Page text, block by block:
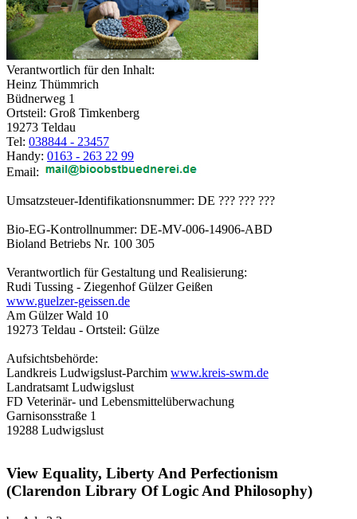
Verantwortlich für den Inhalt:
Heinz Thümmrich
Büdnerweg 1
Ortsteil: Groß Timkenberg
19273 Teldau
Tel: 038844 - 23457
Handy: 0163 - 263 22 99
Email:
Umsatzsteuer-Identifikationsnummer: DE ??? ??? ???
Bio-EG-Kontrollnummer: DE-MV-006-14906-ABD
Bioland Betriebs Nr. 100 305
Verantwortlich für Gestaltung und Realisierung:
Rudi Tussing - Ziegenhof Gülzer Geißen
www.guelzer-geissen.de
Am Gülzer Wald 10
19273 Teldau - Ortsteil: Gülze
Aufsichtsbehörde:
Landkreis Ludwigslust-Parchim www.kreis-swm.de
Landratsamt Ludwigslust
FD Veterinär- und Lebensmittelüberwachung
Garnisonsstraße 1
19288 Ludwigslust
View Equality, Liberty And Perfectionism
(Clarendon Library Of Logic And Philosophy)